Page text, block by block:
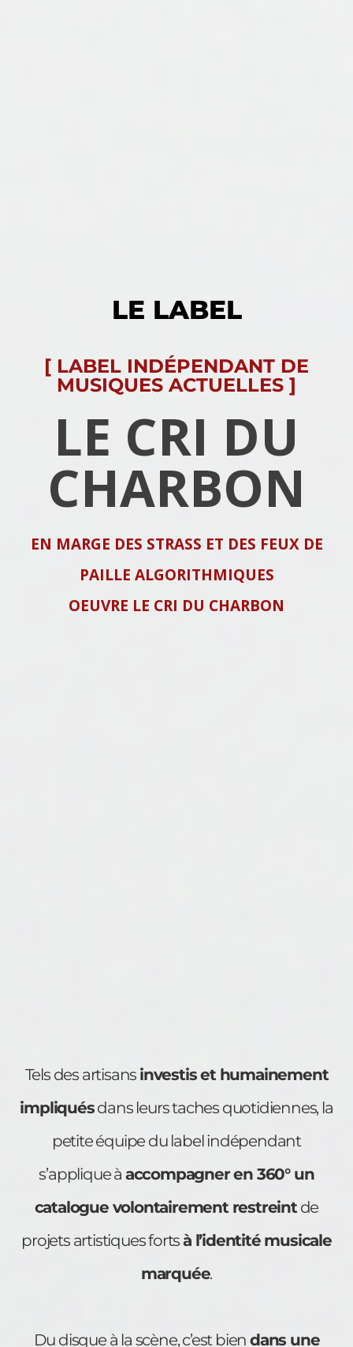
LE LABEL
[ LABEL INDÉPENDANT DE
MUSIQUES ACTUELLES ]
LE CRI DU
CHARBON
EN MARGE DES STRASS ET DES FEUX DE
PAILLE ALGORITHMIQUES
OEUVRE LE CRI DU CHARBON
Tels des artisans investis et humainement
impliquésdans leurs taches quotidiennes, la
petite équipe du label indépendant
s’applique à accompagner en 360° un
catalogue volontairement restreintde
projets artistiques fortsà l’identité musicale
marquée.
Du disque à la scène, c’est bien dans une